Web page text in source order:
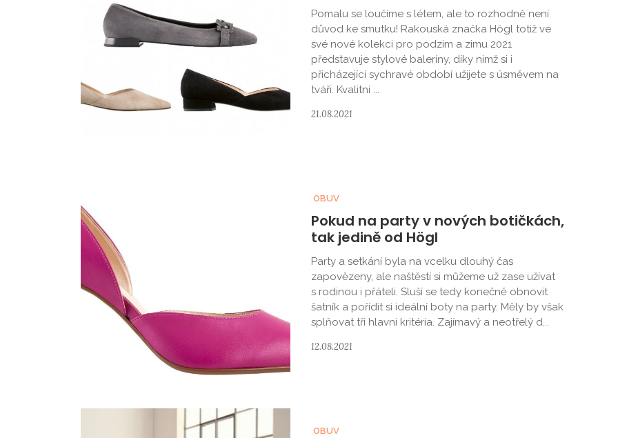
Pomalu se loučíme s létem, ale to rozhodně není
důvod ke smutku! Rakouská značka Högl totiž ve
své nové kolekci pro podzim a zimu 2021
představuje stylové baleríny, díky nimž si i
přicházející sychravé období užijete s úsměvem na
tváři. Kvalitní ...
21.08.2021
OBUV
Pokud na party v nových botičkách,
tak jedině od Högl
Party a setkání byla na vcelku dlouhý čas
zapovězeny, ale naštěstí si můžeme už zase užívat
s rodinou i přáteli. Sluší se tedy konečně obnovit
šatník a pořídit si ideální boty na party. Měly by však
splňovat tři hlavní kritéria. Zajímavý a neotřelý d...
12.08.2021
OBUV